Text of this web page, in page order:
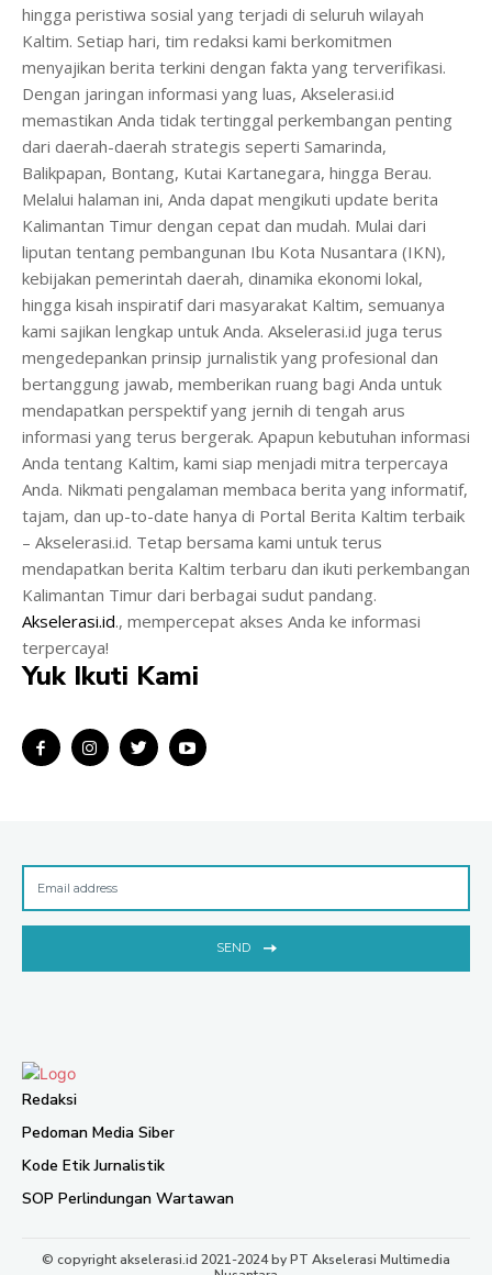
hingga peristiwa sosial yang terjadi di seluruh wilayah
Kaltim. Setiap hari, tim redaksi kami berkomitmen
menyajikan berita terkini dengan fakta yang terverifikasi.
Dengan jaringan informasi yang luas, Akselerasi.id
memastikan Anda tidak tertinggal perkembangan penting
dari daerah-daerah strategis seperti Samarinda,
Balikpapan, Bontang, Kutai Kartanegara, hingga Berau.
Melalui halaman ini, Anda dapat mengikuti update berita
Kalimantan Timur dengan cepat dan mudah. Mulai dari
liputan tentang pembangunan Ibu Kota Nusantara (IKN),
kebijakan pemerintah daerah, dinamika ekonomi lokal,
hingga kisah inspiratif dari masyarakat Kaltim, semuanya
kami sajikan lengkap untuk Anda. Akselerasi.id juga terus
mengedepankan prinsip jurnalistik yang profesional dan
bertanggung jawab, memberikan ruang bagi Anda untuk
mendapatkan perspektif yang jernih di tengah arus
informasi yang terus bergerak. Apapun kebutuhan informasi
Anda tentang Kaltim, kami siap menjadi mitra terpercaya
Anda. Nikmati pengalaman membaca berita yang informatif,
tajam, dan up-to-date hanya di Portal Berita Kaltim terbaik
– Akselerasi.id. Tetap bersama kami untuk terus
mendapatkan berita Kaltim terbaru dan ikuti perkembangan
Kalimantan Timur dari berbagai sudut pandang.
Akselerasi.id., mempercepat akses Anda ke informasi
terpercaya!
Yuk Ikuti Kami
SEND
Redaksi
Pedoman Media Siber
Kode Etik Jurnalistik
SOP Perlindungan Wartawan
© copyright akselerasi.id 2021-2024 by PT Akselerasi Multimedia